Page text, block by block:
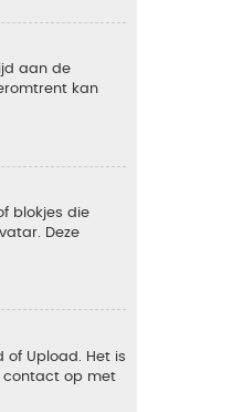
aan de
kan
blokjes die
Deze
of Upload. Het is
contact op met